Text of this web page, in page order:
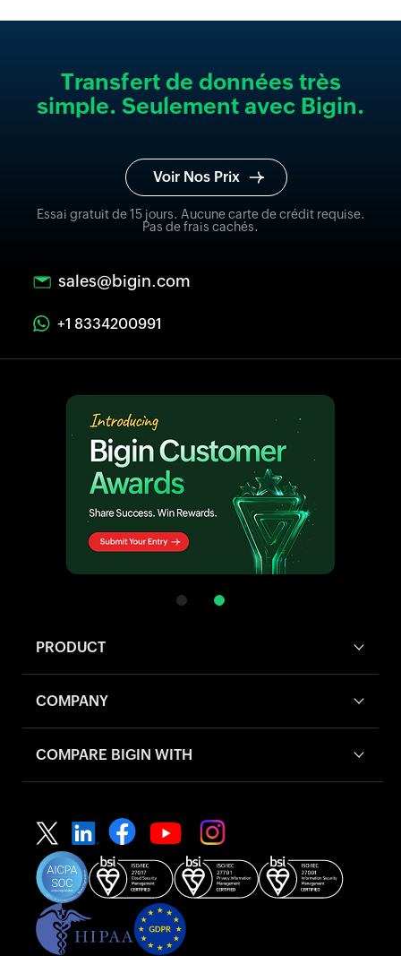
Transfert de données très
simple. Seulement avec Bigin.
Voir Nos Prix
Essai gratuit de 15 jours. Aucune carte de crédit requise.
Pas de frais cachés.
sales@bigin.com
+1 8334200991
PRODUCT
COMPANY
COMPARE BIGIN WITH